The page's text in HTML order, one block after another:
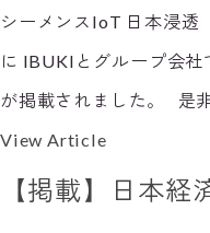
シーメンスIoT 日本浸
に IBUKIとグループ会
が掲載されました。 是
View Article
【掲載】日本